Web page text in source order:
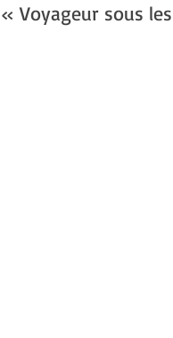
« Voyageur sous